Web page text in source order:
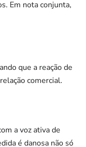
Em nota conjunta,
que a reação de
comercial.
a voz ativa de
é danosa não só